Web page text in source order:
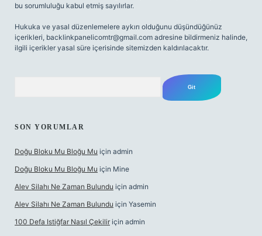
bu sorumluluğu kabul etmiş sayılırlar.
Hukuka ve yasal düzenlemelere aykırı olduğunu düşündüğünüz
içerikleri, backlinkpanelicomtr@gmail.com adresine bildirmeniz halinde,
ilgili içerikler yasal süre içerisinde sitemizden kaldırılacaktır.
SON YORUMLAR
Doğu Bloku Mu Bloğu Mu için admin
Doğu Bloku Mu Bloğu Mu için Mine
Alev Silahı Ne Zaman Bulundu için admin
Alev Silahı Ne Zaman Bulundu için Yasemin
100 Defa Istiğfar Nasıl Çekilir için admin